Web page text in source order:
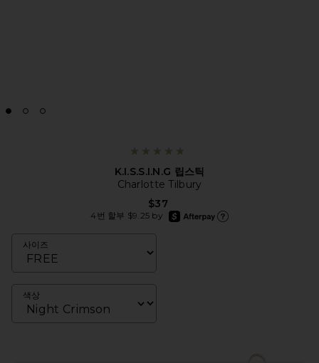
K.I.S.S.I.N.G 립스틱
Charlotte Tilbury
$37
4번 할부 $9.25 by
afterpay
사이즈
색상